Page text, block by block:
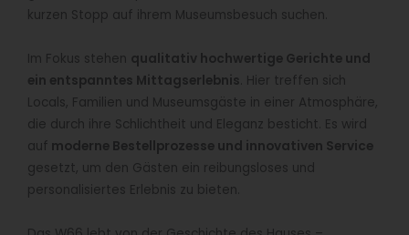
kurzen Stopp auf ihrem Museumsbesuch suchen.
Im Fokus stehen qualitativ hochwertige Gerichte und
ein entspanntes Mittagserlebnis . Hier treffen sich
Locals, Familien und Museumsgäste in einer Atmosphäre,
die durch ihre Schlichtheit und Eleganz besticht. Es wird
auf moderne Bestellprozesse und innovativen Service
gesetzt, um den Gästen ein reibungsloses und
personalisiertes Erlebnis zu bieten.